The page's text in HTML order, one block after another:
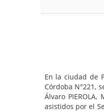
En la ciudad de
Córdoba N°221,
Álvaro
asistidos por el